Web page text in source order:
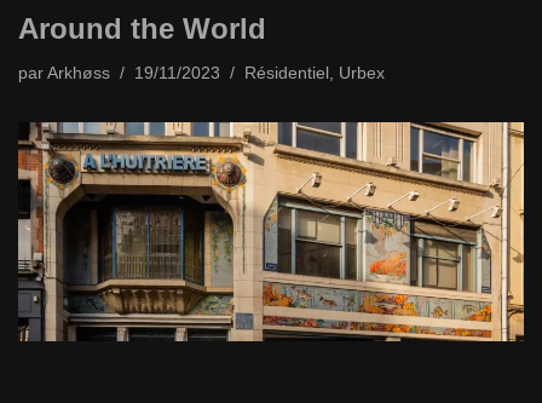
Around the World
par Arkhøss 19/11/2023 Résidentiel , Urbex